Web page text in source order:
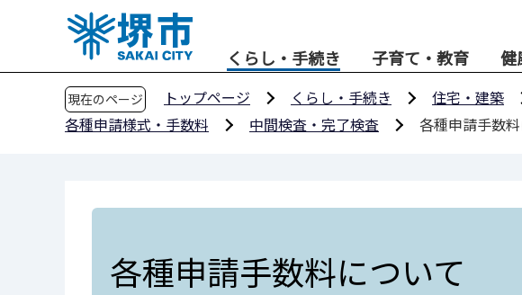
くらし・手続き 子育て・教育 健
現在のページ トップページ くらし・手続き 住宅・建築
各種申請様式・手数料
中間検査・完了検査 各種申請手数
各種申請手数料について